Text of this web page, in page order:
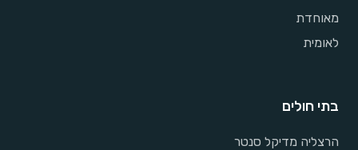
מאוחדת
לאומית
בתי חולים
הרצליה מדיקל סנטר